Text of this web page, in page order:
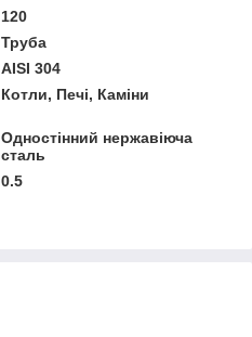
120
Труба
AISI 304
Котли, Печі, Каміни
Одностінний нержавіюча
сталь
0.5